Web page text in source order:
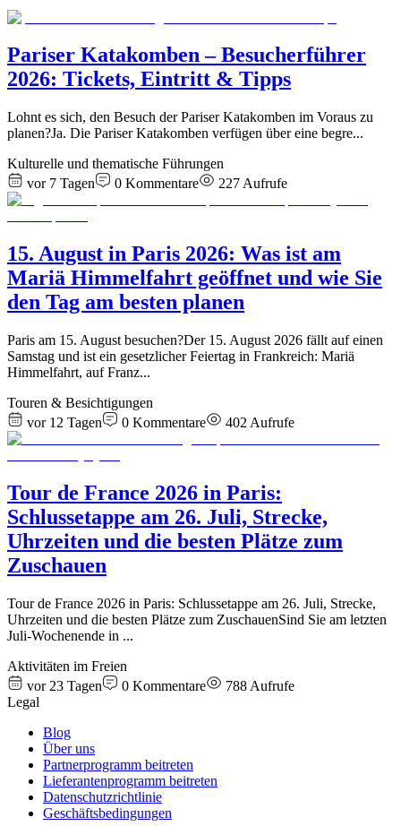
Pariser Katakomben – Besucherführer
2026: Tickets, Eintritt & Tipps
Lohnt es sich, den Besuch der Pariser Katakomben im Voraus zu
planen?Ja. Die Pariser Katakomben verfügen über eine begre...
Kulturelle und thematische Führungen
vor 7 Tagen
0 Kommentare 227 Aufrufe
15. August in Paris 2026: Was ist am
Mariä Himmelfahrt geöffnet und wie Sie
den Tag am besten planen
Paris am 15. August besuchen?Der 15. August 2026 fällt auf einen
Samstag und ist ein gesetzlicher Feiertag in Frankreich: Mariä
Himmelfahrt, auf Franz...
Touren & Besichtigungen
vor 12 Tagen
0 Kommentare 402 Aufrufe
Tour de France 2026 in Paris:
Schlussetappe am 26. Juli, Strecke,
Uhrzeiten und die besten Plätze zum
Zuschauen
Tour de France 2026 in Paris: Schlussetappe am 26. Juli, Strecke,
Uhrzeiten und die besten Plätze zum ZuschauenSind Sie am letzten
Juli-Wochenende in ...
Aktivitäten im Freien
vor 23 Tagen
0 Kommentare 788 Aufrufe
Legal
Blog
Über uns
Partnerprogramm beitreten
Lieferantenprogramm beitreten
Datenschutzrichtlinie
Geschäftsbedingungen